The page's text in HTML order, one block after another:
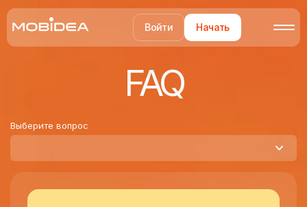
Войти Начать
FAQ
Выберите вопрос